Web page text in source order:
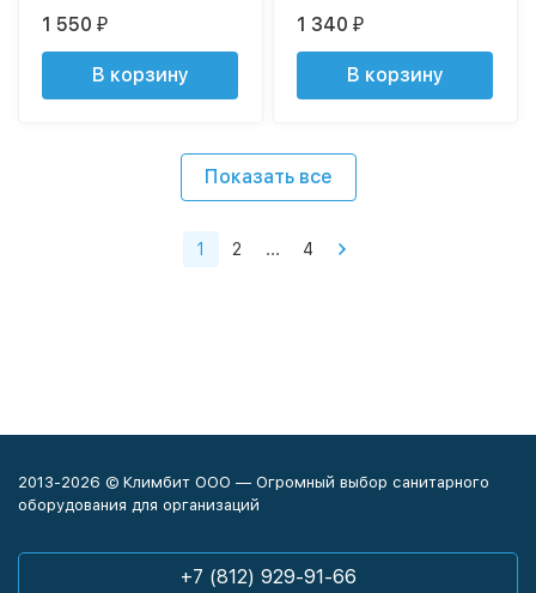
1 550₽
В корзину
1 340₽
В корзину
Показать все
1 2 ... 4
2013-2026 © Климбит ООО — Огромный выбор санитарного
оборудования для организаций
+7 (812) 929-91-66